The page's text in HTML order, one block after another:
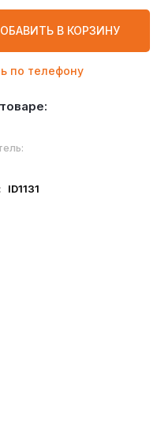
В КОРЗИНУ
по телефону
ID1131